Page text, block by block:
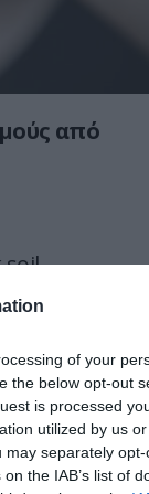
of your
the below opt-out
is processed
utilized by us
may separately
the IAB’s list of
από
that